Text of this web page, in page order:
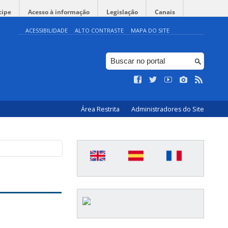
Acesso à informação Legislação Canais
ACESSIBILIDADE ALTO CONTRASTE MAPA DO SITE
Área Restrita Administradores do Site